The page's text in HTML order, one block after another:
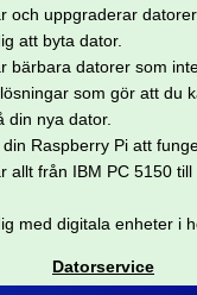
och uppgraderar datorer.
att byta dator.
bärbara datorer som
som gör att du
din nya dator.
Raspberry Pi att
allt från IBM PC 5150 till
med digitala enheter i
Datorservice